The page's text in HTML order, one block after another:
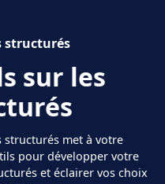
structurés
sur les
structurés met à votre
pour développer votre
et éclairer vos choix